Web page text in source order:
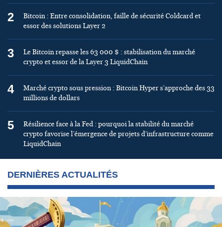
2
Bitcoin : Entre consolidation, faille de sécurité Coldcard et
essor des solutions Layer 2
3
Le Bitcoin repasse les 63 000 $ : stabilisation du marché
crypto et essor de la Layer 3 LiquidChain
4
Marché crypto sous pression : Bitcoin Hyper s’approche des 33
millions de dollars
5
Résilience face à la Fed : pourquoi la stabilité du marché
crypto favorise l’émergence de projets d’infrastructure comme
LiquidChain
DERNIÈRES ACTUALITÉS